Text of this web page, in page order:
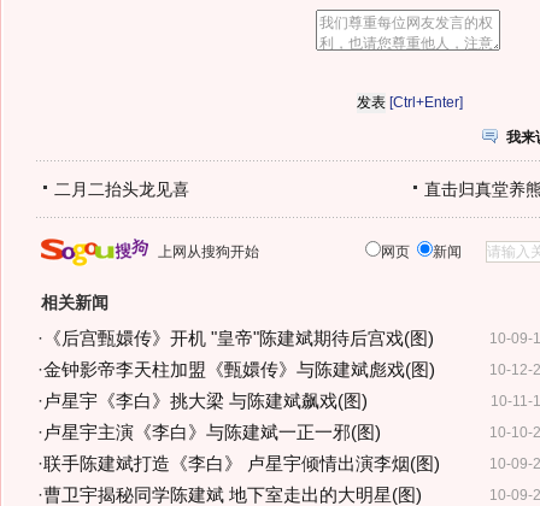
[Ctrl+Enter]
我来
二月二抬头龙见喜 直击归真堂养
上网从搜狗开始 网页 新闻
相关新闻
10-09-
· 《后宫甄嬛传》开机 "皇帝"陈建斌期待后宫戏(图)
10-12-
·金钟影帝李天柱加盟《甄嬛传》与陈建斌彪戏(图)
10-11-
·卢星宇《李白》挑大梁 与陈建斌飙戏(图)
10-10-
·卢星宇主演《李白》与陈建斌一正一邪(图)
10-09-
·联手陈建斌打造《李白》 卢星宇倾情出演李烟(图)
10-09-
·曹卫宇揭秘同学陈建斌 地下室走出的大明星(图)